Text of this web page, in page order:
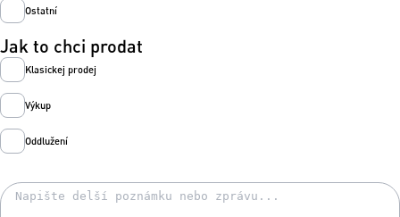
Ostatní
Jak to chci prodat
Klasickej prodej
Výkup
Oddlužení